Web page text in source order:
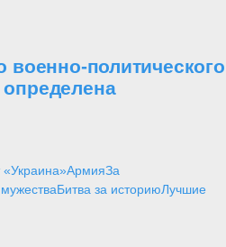
военно-политического
«Украина»АрмияЗа
Битва за историюЛучшие